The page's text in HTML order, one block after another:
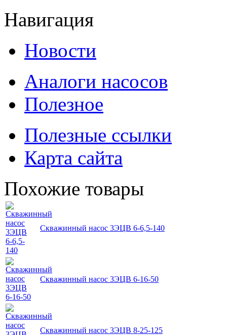
Навигация
Новости
Аналоги насосов
Полезное
Полезные ссылки
Карта сайта
Похожие товары
Скважинный насос 3ЭЦВ 6-6,5-140
Скважинный насос 3ЭЦВ 6-16-50
Скважинный насос 3ЭЦВ 8-25-125